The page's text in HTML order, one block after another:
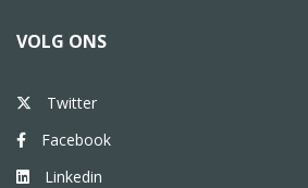
VOLG ONS
Twitter
Facebook
Linkedin